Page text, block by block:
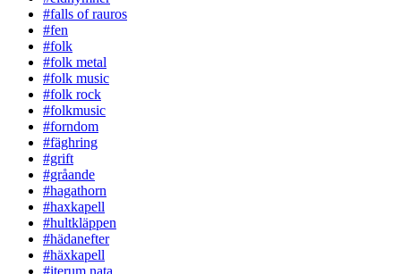
#falls of rauros
#fen
#folk
#folk metal
#folk music
#folk rock
#folkmusic
#forndom
#fäghring
#grift
#gråande
#hagathorn
#haxkapell
#hultkläppen
#hädanefter
#häxkapell
#iterum nata